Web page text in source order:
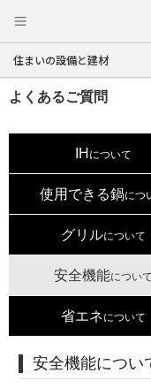
住まいの設備と建材
よくあるご質問
IH について
使用できる鍋につ
グリルについて
安全機能について
省エネについて
安全機能につい